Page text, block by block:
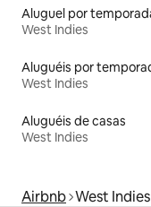
West Indies
West Indies
Aluguéis de casas
West Indies
Airbnb West Indies